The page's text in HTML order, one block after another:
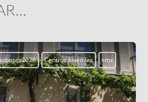
Centros Juveniles smx